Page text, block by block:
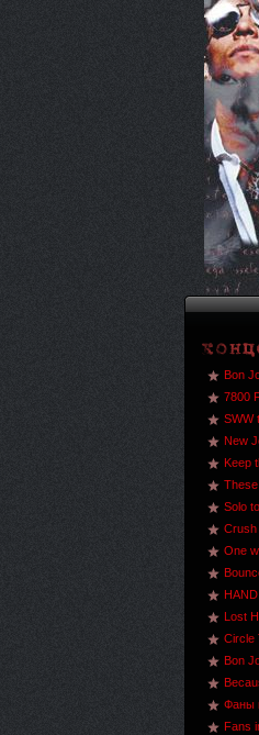
Bon
7800
SWW
New
Keep
Solo
Crush
One
Lost
Circle
Bon
Фаны
Fans